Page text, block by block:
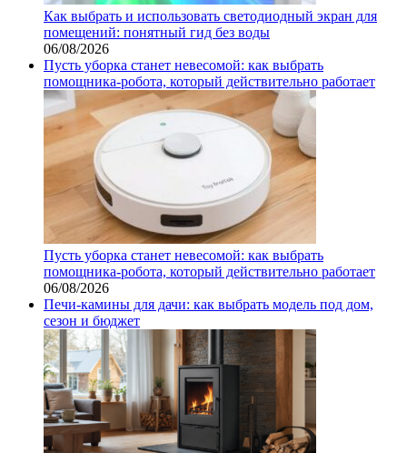
Как выбрать и использовать светодиодный экран для
помещений: понятный гид без воды
06/08/2026
Пусть уборка станет невесомой: как выбрать
помощника‑робота, который действительно работает
Пусть уборка станет невесомой: как выбрать
помощника‑робота, который действительно работает
06/08/2026
Печи-камины для дачи: как выбрать модель под дом,
сезон и бюджет